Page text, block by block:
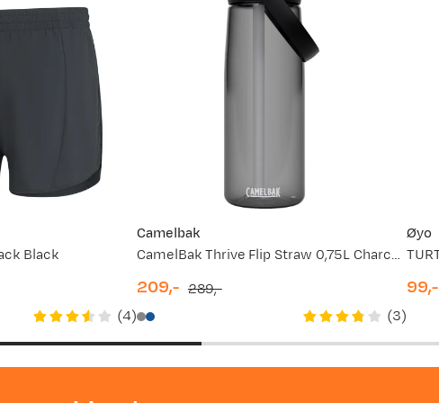
Black
(4)
Camelbak
CamelBak Thrive Flip Straw 0,75L Charcoal
price
209,-
price
289,-
(3)
Øyo
99,-